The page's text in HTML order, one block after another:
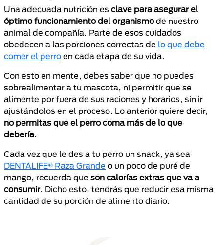
Una adecuada nutrición es clave para asegurar el
óptimo funcionamiento del organismode nuestro
animal de compañía. Parte de esos cuidados
obedecen a las porciones correctas de lo que debe
comer el perro en cada etapa de su vida.
Con esto en mente, debes saber que no puedes
sobrealimentar a tu mascota, ni permitir que se
alimente por fuera de sus raciones y horarios, sin ir
ajustándolos en el proceso. Lo anterior quiere decir,
no permitas que el perro coma más de lo que
debería.
Cada vez que le des a tu perro un snack, ya sea
DENTALIFE® Raza Grande o un poco de puré de
mango, recuerda que son calorías extras que va a
consumir. Dicho esto, tendrás que reducir esa misma
cantidad de su porción de alimento diario.